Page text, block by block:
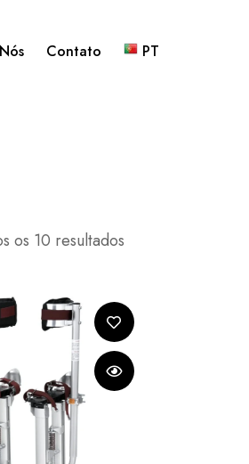
Contato PT
os 10 resultados